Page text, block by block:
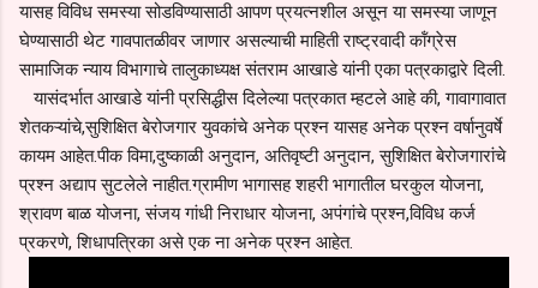
यासह विविध समस्या सोडविण्यासाठी आपण प्रयत्नशील असून या समस्या जाणून
घेण्यासाठी थेट गावपातळीवर जाणार असल्याची माहिती राष्ट्रवादी कॉंग्रेस
सामाजिक न्याय विभागाचे तालुकाध्यक्ष संतराम आखाडे यांनी एका पत्रकाद्वारे दिली.
यासंदर्भात आखाडे यांनी प्रसिद्धीस दिलेल्या पत्रकात म्हटले आहे की, गावागावात
शेतकऱ्यांचे,सुशिक्षित बेरोजगार युवकांचे अनेक प्रश्न यासह अनेक प्रश्न वर्षानुवर्षे
कायम आहेत.पीक विमा,दुष्काळी अनुदान, अतिवृष्टी अनुदान, सुशिक्षित बेरोजगारांचे
प्रश्न अद्याप सुटलेले नाहीत.ग्रामीण भागासह शहरी भागातील घरकुल योजना,
श्रावण बाळ योजना, संजय गांधी निराधार योजना, अपंगांचे प्रश्न,विविध कर्ज
प्रकरणे, शिधापत्रिका असे एक ना अनेक प्रश्न आहेत.